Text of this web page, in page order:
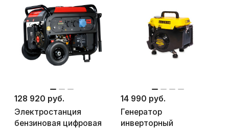
128 920 руб.
Электростанция
бензиновая цифровая
14 990 руб.
Генератор
инверторный